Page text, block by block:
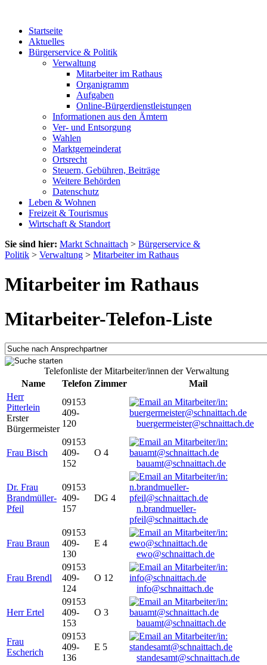
Startseite
Aktuelles
Bürgerservice & Politik
Verwaltung
Mitarbeiter im Rathaus
Organigramm
Aufgaben
Online-Bürgerdienstleistungen
Informationen aus den Ämtern
Ver- und Entsorgung
Wahlen
Marktgemeinderat
Ortsrecht
Steuern, Gebühren, Beiträge
Weitere Behörden
Datenschutz
Leben & Wohnen
Freizeit & Tourismus
Wirtschaft & Standort
Sie sind hier: Markt Schnaittach > Bürgerservice &
Politik > Verwaltung > Mitarbeiter im Rathaus
Mitarbeiter im Rathaus
Mitarbeiter-Telefon-Liste
Telefonliste der Mitarbeiter/innen der Verwaltung
Name
Telefon Zimmer
Mail
Herr
Pitterlein
Erster
Bürgermeister
09153
409-
120
buergermeister@schnaittach.de
Frau Bisch
09153
409-
152
O 4
bauamt@schnaittach.de
Dr. Frau
Brandmüller-
Pfeil
09153
409-
157
DG 4
n.brandmueller-
pfeil@schnaittach.de
Frau Braun
09153
409-
130
E 4
ewo@schnaittach.de
Frau Brendl
09153
409-
124
O 12
info@schnaittach.de
Herr Ertel
09153
409-
153
O 3
bauamt@schnaittach.de
Frau
Escherich
09153
409-
136
E 5
standesamt@schnaittach.de